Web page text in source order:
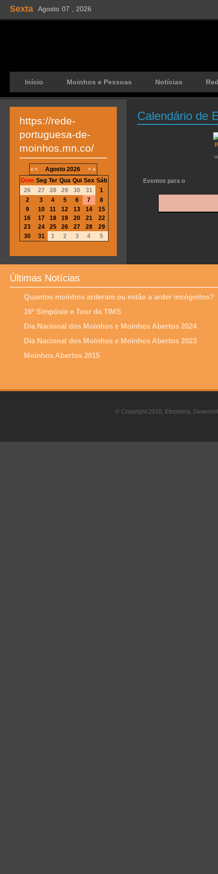
Sexta Agosto 07 , 2026
Início Moinhos e Pessoas Notícias
Calendário de
Eventos para o
https://rede-
portuguesa-de-
moinhos.mn.co/
« < Agosto 2026 > »
Dom Seg Ter Qua Qui Sex Sáb
26
27 28 29 30 31
1
2
3 4 5 6 7
8
9
10 11 12 13 14
15
16
17 18 19 20 21
22
23
24 25 26 27 28
29
30
31 1 2 3 4 5
Últimas Notícias
Quantos moinhos arderam ou estão a arder incógnitos?
16º Simpósio e Tour da TIMS
Dia Nacional dos Moinhos e Moinhos Abertos 2024
Dia Nacional dos Moinhos e Moinhos Abertos 2023
Moinhos Abertos 2015
© Copyright 2010, Etnoideia,